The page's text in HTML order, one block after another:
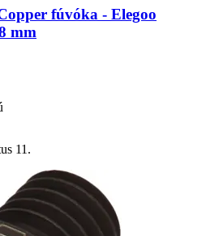
fúvóka -​ Elegoo
mm
11.